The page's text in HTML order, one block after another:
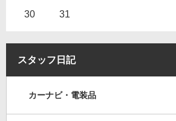
30 31
スタッフ日記
カーナビ・電装品